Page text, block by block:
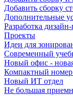
Добавить сборку
Дополнительные
Разработка
Проекты
Идеи для
Современный
Новый офис -
Компактный номер
Новый ИТ отдел
Не большая